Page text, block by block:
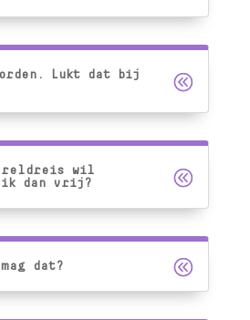
Lukt dat bij
wil
ik dan vrij?
dat?